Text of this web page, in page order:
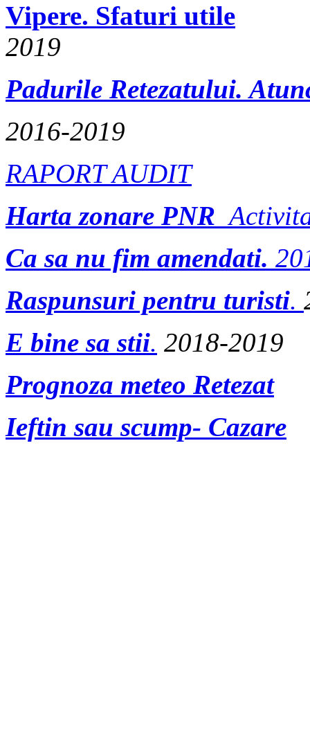
Vipere. Sfaturi utile
2019
Padurile Retezatului.
2016-2019
RAPORT AUDIT
Harta zonare PNR
Ca sa nu fim amendati.
Raspunsuri pentru turisti.
E bine sa stii. 2018-2019
Prognoza meteo Retezat
Ieftin sau scump- Cazare